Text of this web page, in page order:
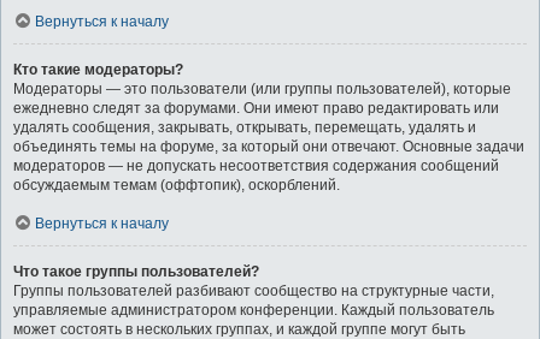
Вернуться к началу
Кто такие модераторы?
Модераторы — это пользователи (или группы пользователей), которые
ежедневно следят за форумами. Они имеют право редактировать или
удалять сообщения, закрывать, открывать, перемещать, удалять и
объединять темы на форуме, за который они отвечают. Основные задачи
модераторов — не допускать несоответствия содержания сообщений
обсуждаемым темам (оффтопик), оскорблений.
Вернуться к началу
Что такое группы пользователей?
Группы пользователей разбивают сообщество на структурные части,
управляемые администратором конференции. Каждый пользователь
может состоять в нескольких группах, и каждой группе могут быть